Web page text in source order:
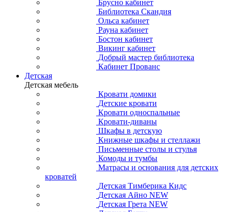
Брусно кабинет
Библиотека Скандия
Ольса кабинет
Рауна кабинет
Бостон кабинет
Викинг кабинет
Добрый мастер библиотека
Кабинет Прованс
Детская
Детская мебель
Кровати домики
Детские кровати
Кровати односпальные
Кровати-диваны
Шкафы в детскую
Книжные шкафы и стеллажи
Письменные столы и стулья
Комоды и тумбы
Матрасы и основания для детских
кроватей
Детская Тимберика Кидс
Детская Айно NEW
Детская Грета NEW